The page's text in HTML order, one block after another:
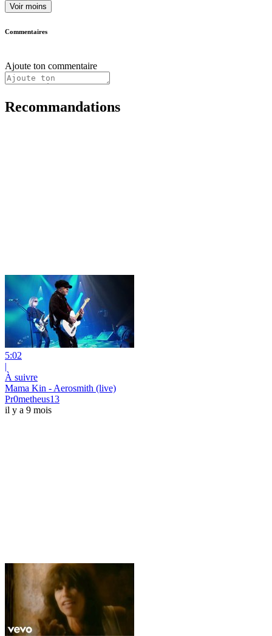
Voir moins
Commentaires
Ajoute ton commentaire
Recommandations
5:02
|
À suivre
Mama Kin - Aerosmith (live)
Pr0metheus13
il y a 9 mois